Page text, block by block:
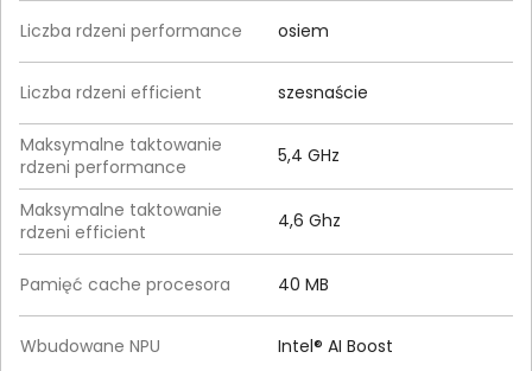
Liczba rdzeni performance osiem
Liczba rdzeni efficient szesnaście
Maksymalne taktowanie
rdzeni performance
5,4 GHz
Maksymalne taktowanie
rdzeni efficient
4,6 Ghz
Pamięć cache procesora 40 MB
Wbudowane NPU Intel® AI Boost